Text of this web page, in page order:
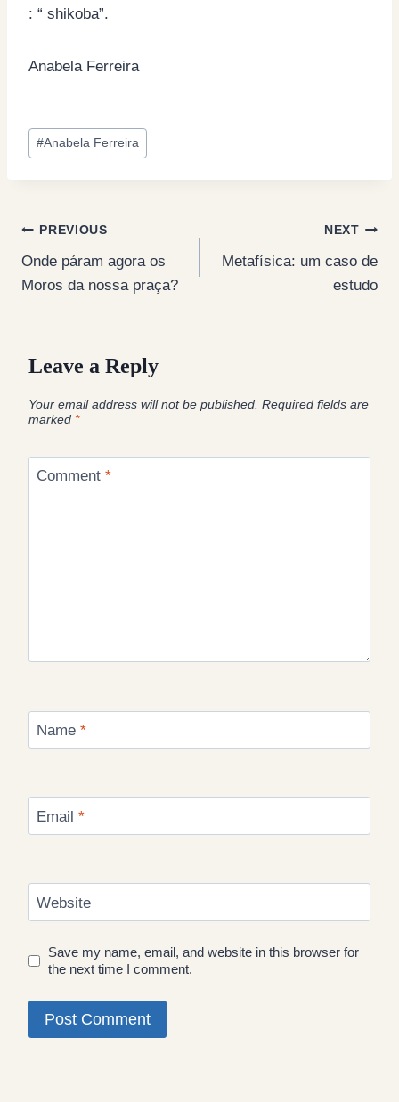
: “ shikoba”.
Anabela Ferreira
Post
Tags:
#Anabela Ferreira
Post
navigation
PREVIOUS
Onde páram agora os
Moros da nossa praça?
NEXT
Metafísica: um caso de
estudo
Leave a Reply
Your email address will not be published. Required fields are
marked *
Comment *
Name *
Email *
Website
Save my name, email, and website in this browser for
the next time I comment.